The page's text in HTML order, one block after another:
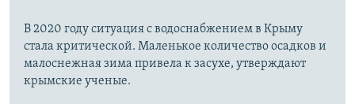
В 2020 году ситуация с водоснабжением в Крыму
стала критической. Маленькое количество осадков и
малоснежная зима привела к засухе, утверждают
крымские ученые.